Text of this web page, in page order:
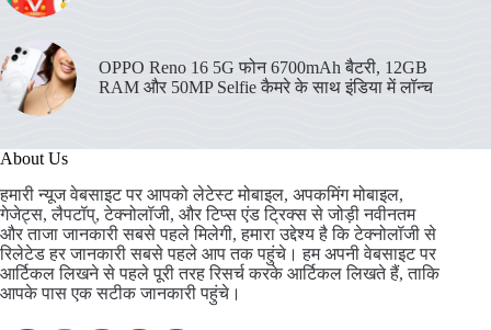
OPPO Reno 16 5G फोन 6700mAh बैटरी, 12GB
RAM और 50MP Selfie कैमरे के साथ इंडिया में लॉन्च
About Us
हमारी न्यूज वेबसाइट पर आपको लेटेस्ट मोबाइल, अपकमिंग मोबाइल,
गेजेट्स, लैपटॉप्, टेक्नोलॉजी, और टिप्स एंड ट्रिक्स से जोड़ी नवीनतम
और ताजा जानकारी सबसे पहले मिलेगी, हमारा उद्देश्य है कि टेक्नोलॉजी से
रिलेटेड हर जानकारी सबसे पहले आप तक पहुंचे। हम अपनी वेबसाइट पर
आर्टिकल लिखने से पहले पूरी तरह रिसर्च करके आर्टिकल लिखते हैं, ताकि
आपके पास एक सटीक जानकारी पहुंचे।